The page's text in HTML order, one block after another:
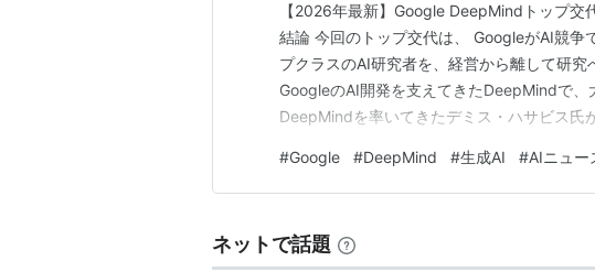
ニュースフィードサービス
トレンド、趣味、地域などに応じたニュー
無料メールサービス
Google Drive
無料クラウドストレージサービス
【2026年最新】Google DeepMindトップ
結論 今回のトップ交代は、 GoogleがAI競争
プクラスのAI研究者を、経営から離して研究
GoogleのAI開発を支えてきたDeepMindで
DeepMindを率いてきたデミス・ハサビス氏
の？」「Geminiは大丈夫？」「OpenAIとの
#Google #DeepMind #生成AI #AIニュー
ネットで話題